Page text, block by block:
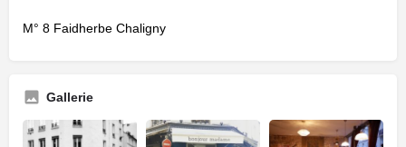
M° 8 Faidherbe Chaligny
Gallerie